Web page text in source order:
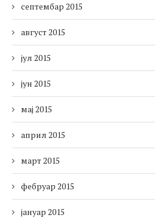
септембар 2015
август 2015
јул 2015
јун 2015
мај 2015
април 2015
март 2015
фебруар 2015
јануар 2015